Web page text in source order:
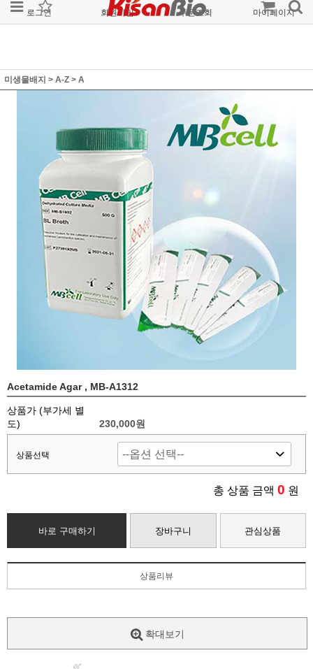
로그인 회원가입 주문조회 마이페이지
미생물배지 > A-Z > A
Acetamide Agar , MB-A1312
상품가 (부가세 별
도)
230,000원
상품선택
총 상품 금액 0 원
바로 구매하기 장바구니 관심상품
상품리뷰
확대보기